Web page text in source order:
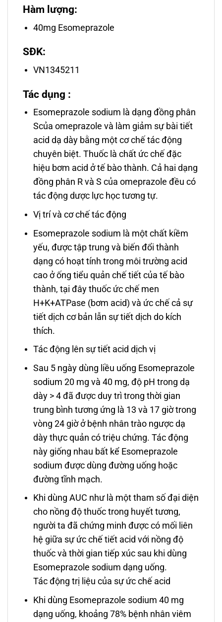
Hàm lượng:
40mg Esomeprazole
SĐK:
VN1345211
Tác dụng :
Esomeprazole sodium là dạng đồng phân
Scủa omeprazole và làm giảm sự bài tiết
acid dạ dày bằng một cơ chế tác động
chuyên biệt. Thuốc là chất ức chế đặc
hiệu bơm acid ở tế bào thành. Cả hai dạng
đồng phân R và S của omeprazole đều có
tác động dược lực học tương tự.
Vị trí và cơ chế tác động
Esomeprazole sodium là một chất kiềm
yếu, được tập trung và biến đổi thành
dạng có hoạt tính trong môi trường acid
cao ở ống tiểu quản chế tiết của tế bào
thành, tại đây thuốc ức chế men
H+K+ATPase (bơm acid) và ức chế cả sự
tiết dịch cơ bản lẫn sự tiết dịch do kích
thích.
Tác động lên sự tiết acid dịch vị
Sau 5 ngày dùng liều uống Esomeprazole
sodium 20 mg và 40 mg, độ pH trong dạ
dày > 4 đã được duy trì trong thời gian
trung bình tương ứng là 13 và 17 giờ trong
vòng 24 giờ ở bệnh nhân trào ngược dạ
dày thực quản có triệu chứng. Tác động
này giống nhau bất kể Esomeprazole
sodium được dùng đường uống hoặc
đường tĩnh mạch.
Khi dùng AUC như là một tham số đại diện
cho nồng độ thuốc trong huyết tương,
người ta đã chứng minh được có mối liên
hệ giữa sự ức chế tiết acid với nồng độ
thuốc và thời gian tiếp xúc sau khi dùng
Esomeprazole sodium dạng uống.
Tác động trị liệu của sự ức chế acid
Khi dùng Esomeprazole sodium 40 mg
dạng uống, khoảng 78% bệnh nhân viêm